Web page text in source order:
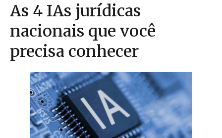
As 4 IAs jurídicas
nacionais que você
precisa conhecer